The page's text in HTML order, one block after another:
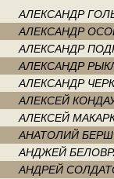
АЛЕКСАНДР
АЛЕКСАНДР
АЛЕКСАНДР
АЛЕКСАНДР
АЛЕКСАНДР
АЛЕКСЕЙ
АЛЕКСЕЙ
АНАТОЛИЙ
АНДЖЕЙ
АНДРЕЙ